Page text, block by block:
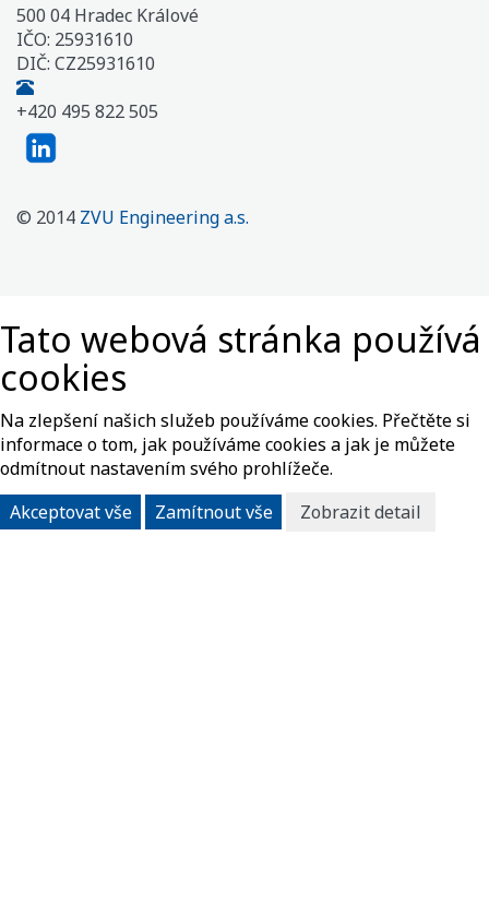
500 04 Hradec Králové
IČO: 25931610
DIČ: CZ25931610
+420 495 822 505
© 2014 ZVU Engineering a.s.
Tato webová stránka používá
cookies
Na zlepšení našich služeb používáme cookies. Přečtěte si
informace o tom, jak používáme cookies a jak je můžete
odmítnout nastavením svého prohlížeče.
Akceptovat vše
Zamítnout vše Zobrazit detail